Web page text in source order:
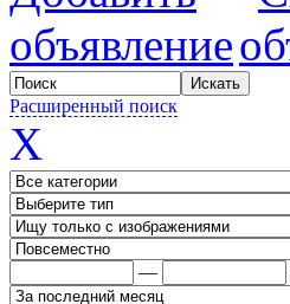
Расширенный поиск
X
—